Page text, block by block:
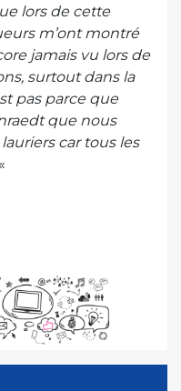
lors de cette
m’ont montré
jamais vu lors de
surtout dans la
pas parce que
que nous
car tous les
«